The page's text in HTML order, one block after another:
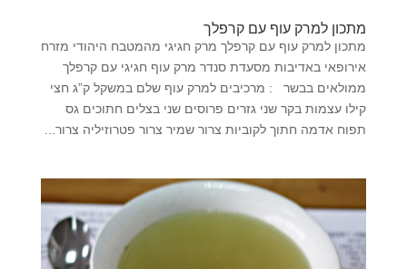
מתכון למרק עוף עם קרפלך
מתכון למרק עוף עם קרפלך מרק חגיגי מהמטבח היהודי מזרח
אירופאי באדיבות מסעדת סנדר מרק עוף חגיגי עם קרפלך
ממולאים בבשר : מרכיבים למרק עוף שלם במשקל ק”ג חצי
קילו עצמות בקר שני גזרים פרוסים שני בצלים חתוכים גס
תפוח אדמה חתוך לקוביות צרור שמיר צרור פטרוזיליה צרור...